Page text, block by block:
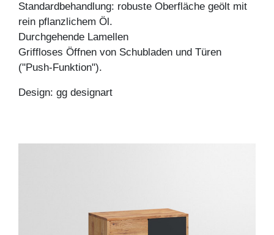
Standardbehandlung: robuste Oberfläche geölt mit
rein pflanzlichem Öl.
Durchgehende Lamellen
Griffloses Öffnen von Schubladen und Türen
("Push-Funktion").
Design: gg designart